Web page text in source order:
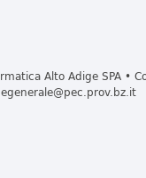
Alto Adige SPA •